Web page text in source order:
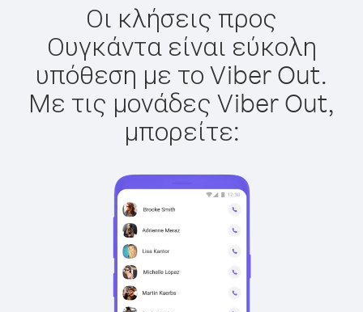
Οι κλήσεις προς
Ουγκάντα είναι εύκολη
υπόθεση με το Viber Out.
Με τις μονάδες Viber Out,
μπορείτε: